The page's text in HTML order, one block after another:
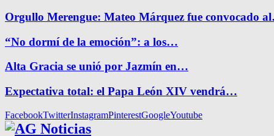
Orgullo Merengue: Mateo Márquez fue convocado
“No dormí de la emoción”: a los…
Alta Gracia se unió por Jazmín en…
Expectativa total: el Papa León XIV vendrá…
FacebookTwitterInstagramPinterestGoogleYoutube